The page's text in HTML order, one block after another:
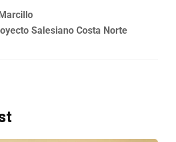
Salesiano Costa Norte